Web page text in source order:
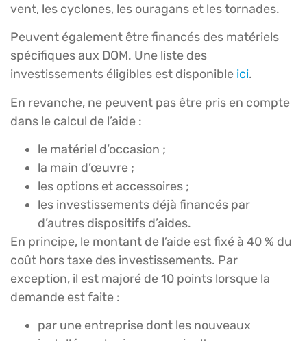
vent, les cyclones, les ouragans et les tornades.
Peuvent également être financés des matériels
spécifiques aux DOM. Une liste des
investissements éligibles est disponible ici.
En revanche, ne peuvent pas être pris en compte
dans le calcul de l’aide :
le matériel d’occasion ;
la main d’œuvre ;
les options et accessoires ;
les investissements déjà financés par
d’autres dispositifs d’aides.
En principe, le montant de l’aide est fixé à 40 % du
coût hors taxe des investissements. Par
exception, il est majoré de 10 points lorsque la
demande est faite :
par une entreprise dont les nouveaux